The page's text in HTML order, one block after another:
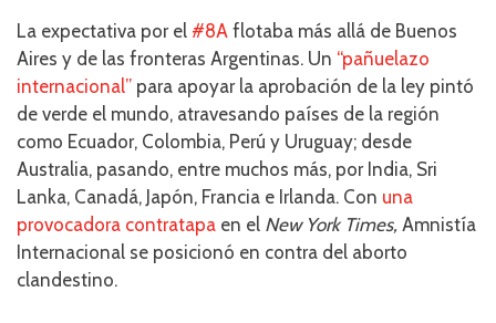
La expectativa por el #8A flotaba más allá de Buenos
Aires y de las fronteras Argentinas. Un “pañuelazo
internacional” para apoyar la aprobación de la ley pintó
de verde el mundo, atravesando países de la región
como Ecuador, Colombia, Perú y Uruguay; desde
Australia, pasando, entre muchos más, por India, Sri
Lanka, Canadá, Japón, Francia e Irlanda. Con una
provocadora contratapa en el New York Times, Amnistía
Internacional se posicionó en contra del aborto
clandestino.